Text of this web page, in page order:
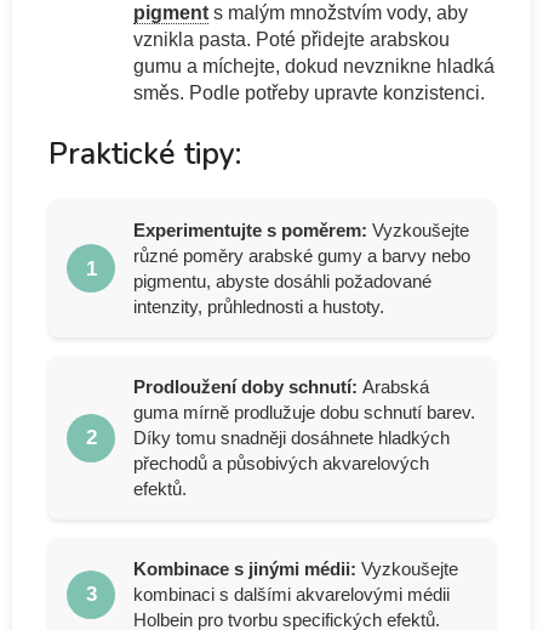
pigment s malým množstvím vody, aby
vznikla pasta. Poté přidejte arabskou
gumu a míchejte, dokud nevznikne hladká
směs. Podle potřeby upravte konzistenci.
Praktické tipy:
1
Experimentujte s poměrem: Vyzkoušejte
různé poměry arabské gumy a barvy nebo
pigmentu, abyste dosáhli požadované
intenzity, průhlednosti a hustoty.
2
Prodloužení doby schnutí: Arabská
guma mírně prodlužuje dobu schnutí barev.
Díky tomu snadněji dosáhnete hladkých
přechodů a působivých akvarelových
efektů.
3
Kombinace s jinými médii: Vyzkoušejte
kombinaci s dalšími akvarelovými médii
Holbein pro tvorbu specifických efektů.